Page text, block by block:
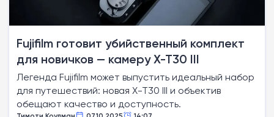
Fujifilm готовит убийственный комплект
для новичков — камеру X-T30 III
Легенда Fujifilm может выпустить идеальный набор
для путешествий: новая X-T30 III и объектив
обещают качество и доступность.